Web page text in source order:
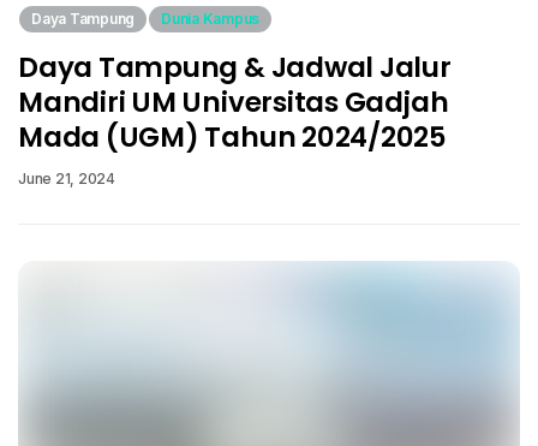
Daya Tampung Dunia Kampus
Daya Tampung & Jadwal Jalur
Mandiri UM Universitas Gadjah
Mada (UGM) Tahun 2024/2025
June 21, 2024